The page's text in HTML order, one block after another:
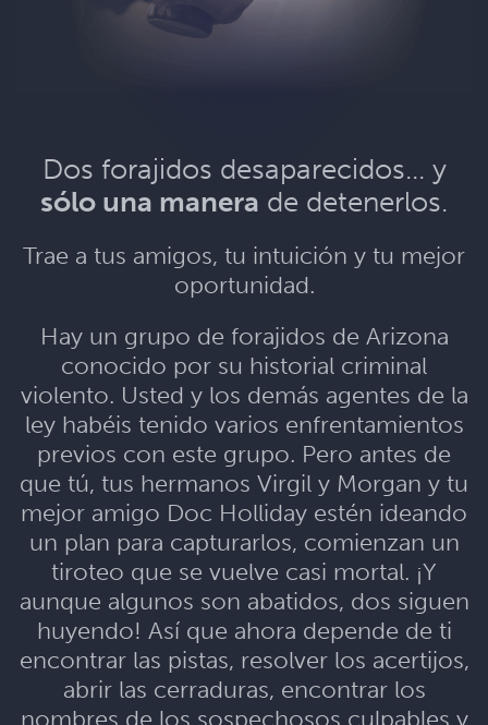
Dos forajidos desaparecidos... y
sólo una manera de detenerlos.
Trae a tus amigos, tu intuición y tu mejor
oportunidad.
Hay un grupo de forajidos de Arizona
conocido por su historial criminal
violento. Usted y los demás agentes de la
ley habéis tenido varios enfrentamientos
previos con este grupo. Pero antes de
que tú, tus hermanos Virgil y Morgan y tu
mejor amigo Doc Holliday estén ideando
un plan para capturarlos, comienzan un
tiroteo que se vuelve casi mortal. ¡Y
aunque algunos son abatidos, dos siguen
huyendo! Así que ahora depende de ti
encontrar las pistas, resolver los acertijos,
abrir las cerraduras, encontrar los
nombres de los sospechosos culpables y